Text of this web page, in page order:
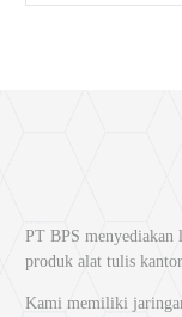
PT BPS
produk alat tulis
Kami memiliki